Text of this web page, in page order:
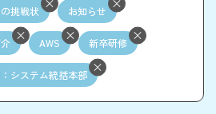
挑戦状 お知らせ
AWS 新卒研修
：システム統括本部